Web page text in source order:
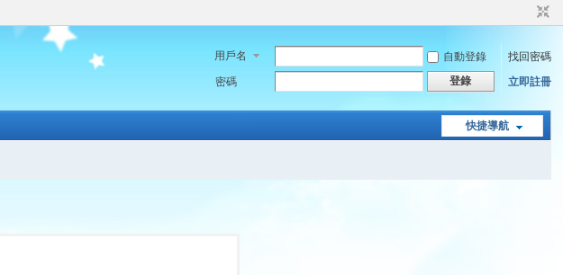
用戶名 自動登錄
找回密碼
密碼
登錄 立即註冊
快捷導航